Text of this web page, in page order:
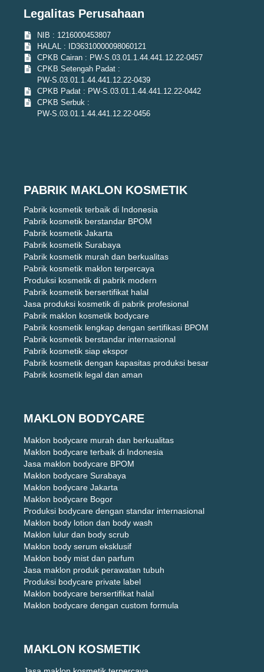
Legalitas Perusahaan
NIB : 1216000453807
HALAL : ID36310000098060121
CPKB Cairan : PW-S.03.01.1.44.441.12.22-0457
CPKB Setengah Padat :
PW-S.03.01.1.44.441.12.22-0439
CPKB Padat : PW-S.03.01.1.44.441.12.22-0442
CPKB Serbuk :
PW-S.03.01.1.44.441.12.22-0456
PABRIK MAKLON KOSMETIK
Pabrik kosmetik terbaik di Indonesia
Pabrik kosmetik berstandar BPOM
Pabrik kosmetik Jakarta
Pabrik kosmetik Surabaya
Pabrik kosmetik murah dan berkualitas
Pabrik kosmetik maklon terpercaya
Produksi kosmetik di pabrik modern
Pabrik kosmetik bersertifikat halal
Jasa produksi kosmetik di pabrik profesional
Pabrik maklon kosmetik bodycare
Pabrik kosmetik lengkap dengan sertifikasi BPOM
Pabrik kosmetik berstandar internasional
Pabrik kosmetik siap ekspor
Pabrik kosmetik dengan kapasitas produksi besar
Pabrik kosmetik legal dan aman
MAKLON BODYCARE
Maklon bodycare murah dan berkualitas
Maklon bodycare terbaik di Indonesia
Jasa maklon bodycare BPOM
Maklon bodycare Surabaya
Maklon bodycare Jakarta
Maklon bodycare Bogor
Produksi bodycare dengan standar internasional
Maklon body lotion dan body wash
Maklon lulur dan body scrub
Maklon body serum eksklusif
Maklon body mist dan parfum
Jasa maklon produk perawatan tubuh
Produksi bodycare private label
Maklon bodycare bersertifikat halal
Maklon bodycare dengan custom formula
MAKLON KOSMETIK